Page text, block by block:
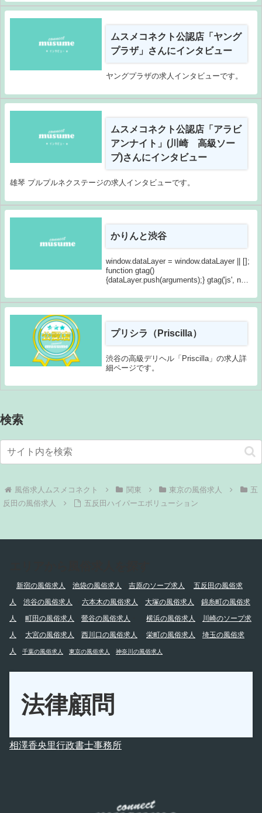
ムスメコネクト公認店「ヤング
プラザ」さんにインタビュー
ヤングプラザの求人インタビューです。
ムスメコネクト公認店「アラビ
アンナイト」(川崎 高級ソー
プ)さんにインタビュー
雄琴 プルプルネクステージの求人インタビューです。
かりんと渋谷
window.dataLayer = window.dataLayer || [];
function gtag()
{dataLayer.push(arguments);} gtag('js', new
プリシラ（Priscilla）
渋谷の高級デリヘル「Priscilla」の求人詳
細ページです。
検索
関東 東京の風俗求人
五
反田の風俗求人
五反田ハイパーエボリューション
新宿の風俗求人 池袋の風俗求人 吉原のソープ求人
五反田の風俗求
人
渋谷の風俗求人 六本木の風俗求人 大塚の風俗求人
錦糸町の風俗求
人
町田の風俗求人 鶯谷の風俗求人 横浜の風俗求人
川崎のソープ求
人
大宮の風俗求人 西川口の風俗求人 栄町の風俗求人
埼玉の風俗求
人
千葉の風俗求人 東京の風俗求人 神奈川の風俗求人
法律顧問
相澤香央里行政書士事務所